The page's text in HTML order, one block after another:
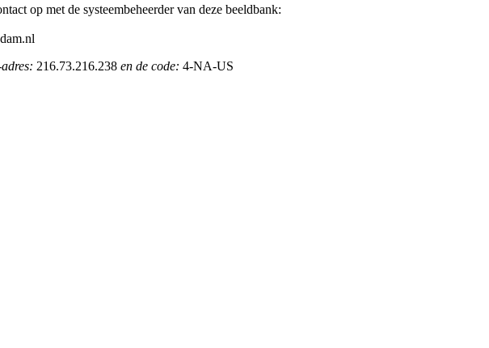
op met de systeembeheerder van deze beeldbank:
216.73.216.238 en de code: 4-NA-US